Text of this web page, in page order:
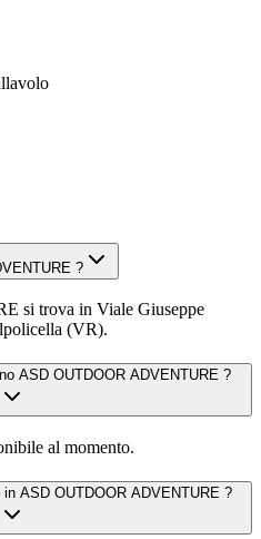
Dove si trova ASD OUTDOOR ADVENTURE ?
si trova in Viale Giuseppe
(VR).
Come posso contattare al telefono ASD OUTDOOR ADVENTURE ?
al momento.
Quali sono le discipline praticate in ASD OUTDOOR ADVENTURE ?